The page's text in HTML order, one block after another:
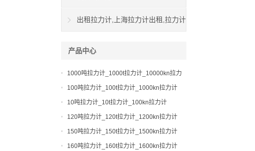
出租拉力计,上海拉力计出租,拉力计
产品中心
1000吨拉力计_1000t拉力计_10000kn拉力
计
100吨拉力计_100t拉力计_1000kn拉力计
10吨拉力计_10t拉力计_100kn拉力计
120吨拉力计_120t拉力计_1200kn拉力计
150吨拉力计_150t拉力计_1500kn拉力计
160吨拉力计_160t拉力计_1600kn拉力计